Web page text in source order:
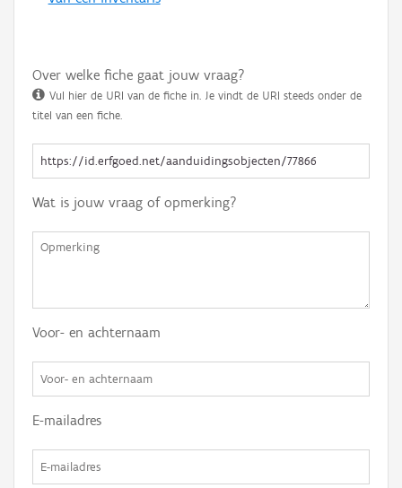
Over welke fiche gaat jouw vraag?
Vul hier de URI van de fiche in. Je vindt de URI steeds onder de
titel van een fiche.
Wat is jouw vraag of opmerking?
Voor- en achternaam
E-mailadres